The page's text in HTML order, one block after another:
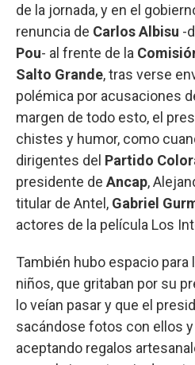
de la jornada, y en el
renuncia de Carlos Albisu -
Pou- al frente de la
Salto Grande, tras verse
polémica por acusaciones
margen de todo esto, el
chistes y humor, como
dirigentes del Partido
presidente de Ancap,
titular de Antel, Gabriel
actores de la película Los
También hubo espacio para
niños, que gritaban por su
lo veían pasar y que el
sacándose fotos con ellos
aceptando regalos